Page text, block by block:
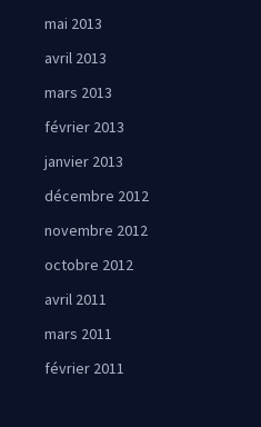
mai 2013
avril 2013
mars 2013
février 2013
janvier 2013
décembre 2012
novembre 2012
octobre 2012
avril 2011
mars 2011
février 2011